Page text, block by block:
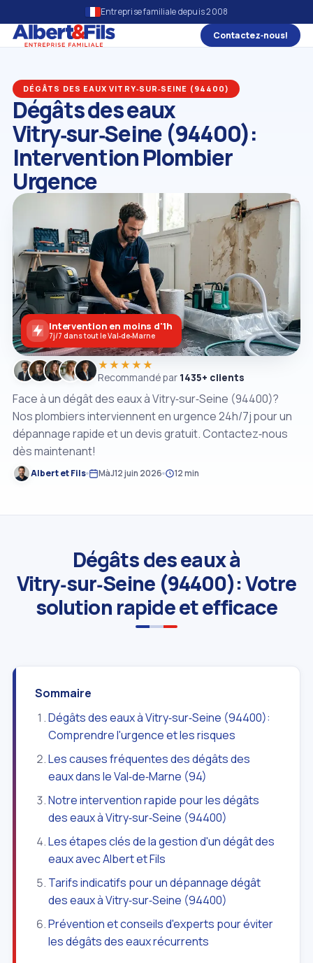
Entreprise familiale depuis 2008
Contactez‑nous!
DÉGÂTS DES EAUX VITRY‑SUR‑SEINE (94400)
Dégâts des eaux
Vitry‑sur‑Seine (94400):
Intervention Plombier
Urgence
Face à un dégât des eaux à Vitry‑sur‑Seine (94400)?
Nos plombiers interviennent en urgence 24h/7j pour un
dépannage rapide et un devis gratuit. Contactez‑nous
dès maintenant!
Albert et Fils MàJ12 juin 2026 12 min
★★★★★
Recommandé par 1435+ clients
Intervention en moins d'1h
7j/7 dans tout le Val‑de‑Marne
Dégâts des eaux à
Vitry‑sur‑Seine (94400): Votre
solution rapide et efficace
Sommaire
Dégâts des eaux à Vitry‑sur‑Seine (94400):
Comprendre l'urgence et les risques
Les causes fréquentes des dégâts des
eaux dans le Val‑de‑Marne (94)
Notre intervention rapide pour les dégâts
des eaux à Vitry‑sur‑Seine (94400)
Les étapes clés de la gestion d'un dégât des
eaux avec Albert et Fils
Tarifs indicatifs pour un dépannage dégât
des eaux à Vitry‑sur‑Seine (94400)
Prévention et conseils d'experts pour éviter
les dégâts des eaux récurrents